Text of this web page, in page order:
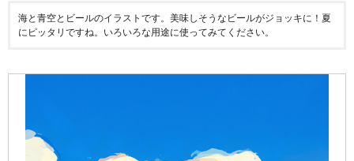
海と青空とビールのイラストです。美味しそうなビールがジョッキに！夏
にピッタリですね。いろいろな用途に使ってみてください。